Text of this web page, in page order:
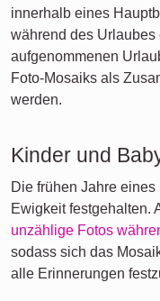
innerhalb eines
während des Urlaubes
aufgenommenen
Foto-Mosaiks als
werden.
Kinder und
Die frühen Jahre
Ewigkeit festgehalten.
unzählige Fotos
sodass sich das
alle Erinnerungen